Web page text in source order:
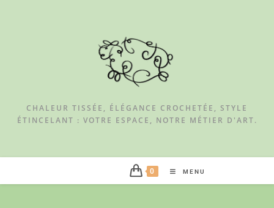
CHALEUR TISSÉE, ÉLÉGANCE CROCHETÉE, STYLE
ÉTINCELANT : VOTRE ESPACE, NOTRE MÉTIER D'ART.
0 MENU